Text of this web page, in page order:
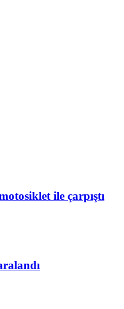
ile çarpıştı